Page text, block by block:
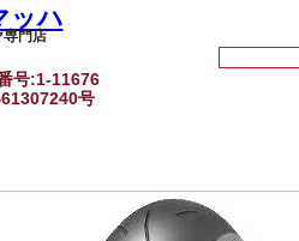
門店
号:1-11676
号